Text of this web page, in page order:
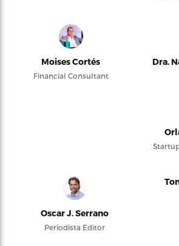
Moises Cortés
Financial Consultant
Dra.
Oscar J. Serrano
Periodista Editor